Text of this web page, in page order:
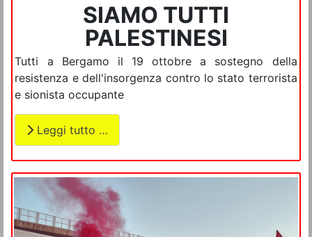
SIAMO TUTTI
PALESTINESI
Tutti a Bergamo il 19 ottobre a sostegno della
resistenza e dell'insorgenza contro lo stato terrorista
e sionista occupante
Leggi tutto …